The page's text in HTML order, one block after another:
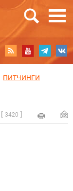
ПИТЧИНГИ
3420